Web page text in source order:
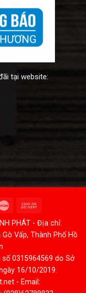
tại website:
PHÁT - Địa chỉ:
Vấp, Thành Phố Hồ
0315964569 do Sở
16/10/2019.
- Email: